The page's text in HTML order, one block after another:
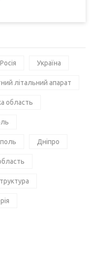
Росія Україна
літальний апарат
область
Дніпро